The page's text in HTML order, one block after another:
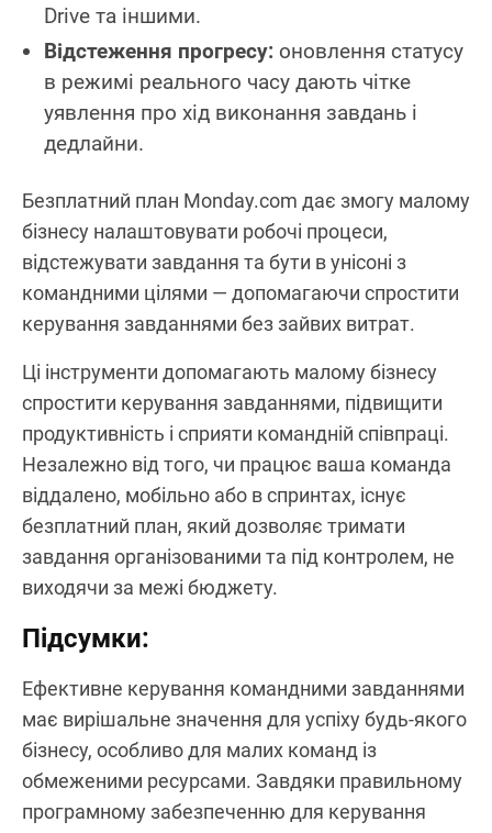
Drive та іншими.
Відстеження прогресу: оновлення статусу
в режимі реального часу дають чітке
уявлення про хід виконання завдань і
дедлайни.
Безплатний план Monday.com дає змогу малому
бізнесу налаштовувати робочі процеси,
відстежувати завдання та бути в унісоні з
командними цілями — допомагаючи спростити
керування завданнями без зайвих витрат.
Ці інструменти допомагають малому бізнесу
спростити керування завданнями, підвищити
продуктивність і сприяти командній співпраці.
Незалежно від того, чи працює ваша команда
віддалено, мобільно або в спринтах, існує
безплатний план, який дозволяє тримати
завдання організованими та під контролем, не
виходячи за межі бюджету.
Підсумки:
Ефективне керування командними завданнями
має вирішальне значення для успіху будь-якого
бізнесу, особливо для малих команд із
обмеженими ресурсами. Завдяки правильному
програмному забезпеченню для керування